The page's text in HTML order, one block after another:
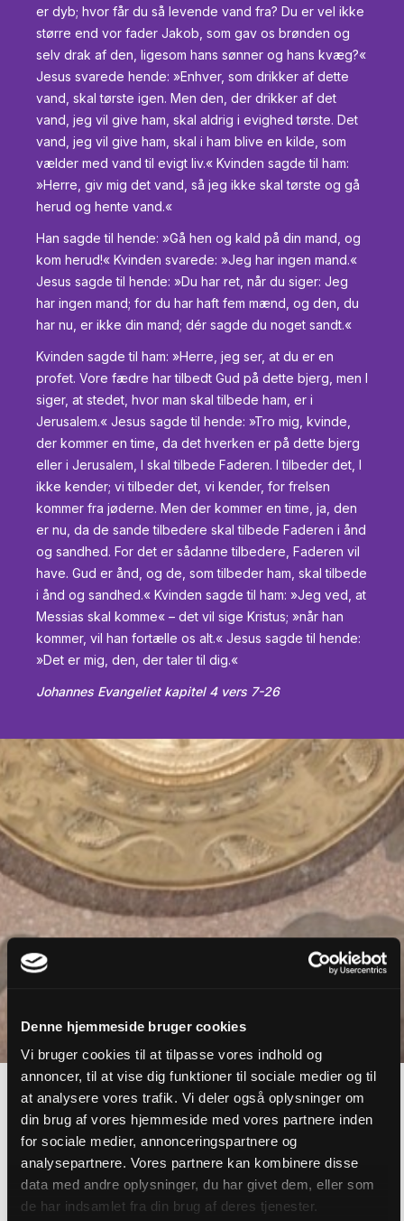
Denne hjemmeside bruger cookies
Vi bruger cookies til at tilpasse vores indhold og
annoncer, til at vise dig funktioner til sociale medier og til
at analysere vores trafik. Vi deler også oplysninger om
din brug af vores hjemmeside med vores partnere inden
for sociale medier, annonceringspartnere og
analysepartnere. Vores partnere kan kombinere disse
data med andre oplysninger, du har givet dem, eller som
de har indsamlet fra din brug af deres tjenester.
er dyb; hvor får du så levende vand fra? Du er vel ikke
større end vor fader Jakob, som gav os brønden og
selv drak af den, ligesom hans sønner og hans kvæg?«
Jesus svarede hende: »Enhver, som drikker af dette
vand, skal tørste igen. Men den, der drikker af det
vand, jeg vil give ham, skal aldrig i evighed tørste. Det
vand, jeg vil give ham, skal i ham blive en kilde, som
vælder med vand til evigt liv.« Kvinden sagde til ham:
»Herre, giv mig det vand, så jeg ikke skal tørste og gå
herud og hente vand.«
Han sagde til hende: »Gå hen og kald på din mand, og
kom herud!« Kvinden svarede: »Jeg har ingen mand.«
Jesus sagde til hende: »Du har ret, når du siger: Jeg
har ingen mand; for du har haft fem mænd, og den, du
har nu, er ikke din mand; dér sagde du noget sandt.«
Kvinden sagde til ham: »Herre, jeg ser, at du er en
profet. Vore fædre har tilbedt Gud på dette bjerg, men I
siger, at stedet, hvor man skal tilbede ham, er i
Jerusalem.« Jesus sagde til hende: »Tro mig, kvinde,
der kommer en time, da det hverken er på dette bjerg
eller i Jerusalem, I skal tilbede Faderen. I tilbeder det, I
ikke kender; vi tilbeder det, vi kender, for frelsen
kommer fra jøderne. Men der kommer en time, ja, den
er nu, da de sande tilbedere skal tilbede Faderen i ånd
og sandhed. For det er sådanne tilbedere, Faderen vil
have. Gud er ånd, og de, som tilbeder ham, skal tilbede
i ånd og sandhed.« Kvinden sagde til ham: »Jeg ved, at
Messias skal komme« – det vil sige Kristus; »når han
kommer, vil han fortælle os alt.« Jesus sagde til hende:
»Det er mig, den, der taler til dig.«
Johannes Evangeliet kapitel 4 vers 7-26
Kunstnerne
Sine Lewis & Till
Junkel